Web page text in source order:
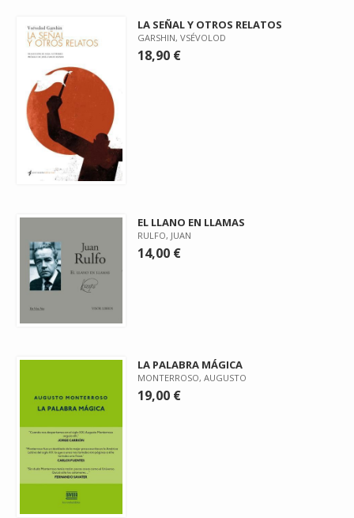
LA SEÑAL Y OTROS RELATOS
GARSHIN, VSÉVOLOD
18,90 €
EL LLANO EN LLAMAS
RULFO, JUAN
14,00 €
LA PALABRA MÁGICA
MONTERROSO, AUGUSTO
19,00 €